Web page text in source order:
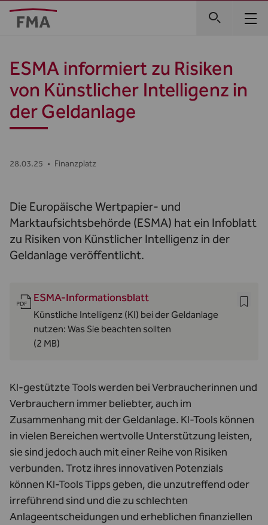
ESMA informiert zu Risiken
von Künstlicher Intelligenz in
der Geldanlage
28.03.25 • Finanzplatz
Die Europäische Wertpapier- und
Marktaufsichtsbehörde (ESMA) hat ein Infoblatt
zu Risiken von Künstlicher Intelligenz in der
Geldanlage veröffentlicht.
ESMA-Informationsblatt
Künstliche Intelligenz (KI) bei der Geldanlage
nutzen: Was Sie beachten sollten
(2 MB)
KI-gestützte Tools werden bei Verbraucherinnen und
Verbrauchern immer beliebter, auch im
Zusammenhang mit der Geldanlage. KI-Tools können
in vielen Bereichen wertvolle Unterstützung leisten,
sie sind jedoch auch mit einer Reihe von Risiken
verbunden. Trotz ihres innovativen Potenzials
können KI-Tools Tipps geben, die unzutreffend oder
irreführend sind und die zu schlechten
Anlageentscheidungen und erheblichen finanziellen